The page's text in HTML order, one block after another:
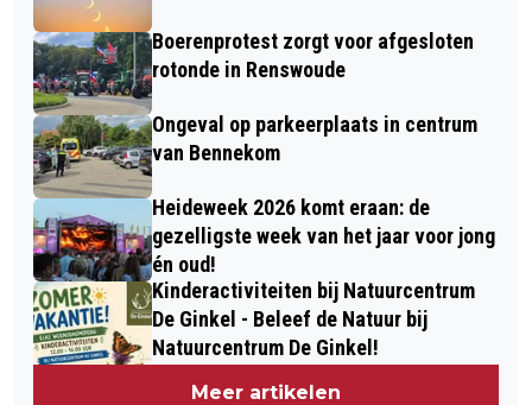
Boerenprotest zorgt voor afgesloten
rotonde in Renswoude
Ongeval op parkeerplaats in centrum
van Bennekom
Heideweek 2026 komt eraan: de
gezelligste week van het jaar voor jong
én oud!
Kinderactiviteiten bij Natuurcentrum
De Ginkel - Beleef de Natuur bij
Natuurcentrum De Ginkel!
Meer artikelen